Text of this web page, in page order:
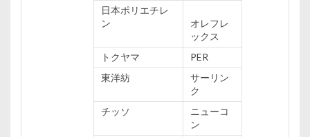
日本ポリエチレ
ン
オレフレ
ックス
トクヤマ
PER
東洋紡
サーリン
ク
チッソ
ニューコ
ン